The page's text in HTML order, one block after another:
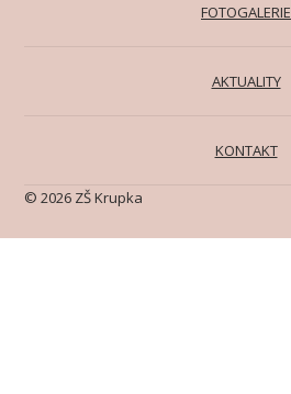
FOTOGALERIE
AKTUALITY
KONTAKT
© 2026 ZŠ Krupka